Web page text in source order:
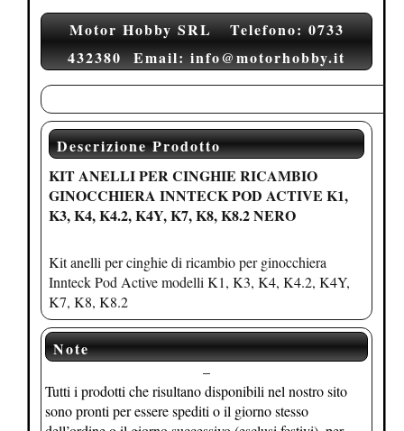
Motor Hobby SRL Telefono: 0733
432380Email: info@motorhobby.it
Descrizione Prodotto
KIT ANELLI PERCINGHIE RICAMBIO
GINOCCHIERA INNTECK POD ACTIVE K1,
K3, K4, K4.2, K4Y, K7, K8, K8.2 NERO
Kit anelli per cinghie di ricambio per ginocchiera
Innteck Pod Active modelli K1, K3, K4, K4.2, K4Y,
K7, K8, K8.2
Note
–
Tutti i prodotti che risultano disponibili nel nostro sito
sono pronti per essere spediti o il giorno stesso